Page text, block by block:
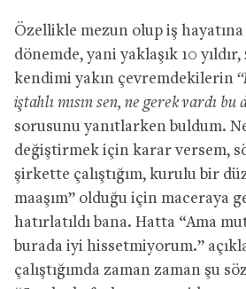
Özellikle mezun olup iş
dönemde, yani yaklaşık 10
kendimi yakın çevremdekilerin
iştahlı mısın sen, ne gerek vardı bu
sorusunu yanıtlarken buldum.
değiştirmek için karar versem,
şirkette çalıştığım, kurulu bir
maaşım” olduğu için maceraya
hatırlatıldı bana. Hatta “Ama
burada iyi hissetmiyorum.”
çalıştığımda zaman zaman şu